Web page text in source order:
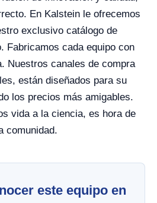
En Kalstein le ofrecemos
exclusivo catálogo de
Fabricamos cada equipo con
Nuestros canales de compra
están diseñados para su
los precios más amigables.
vida a la ciencia, es hora de
comunidad.
este equipo en